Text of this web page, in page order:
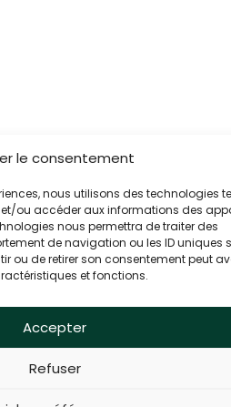
le consentement
nous utilisons des technologies
ou accéder aux informations des
nous permettra de traiter des
de navigation ou les ID uniques
ou de retirer son consentement peut
et fonctions.
Accepter
Refuser